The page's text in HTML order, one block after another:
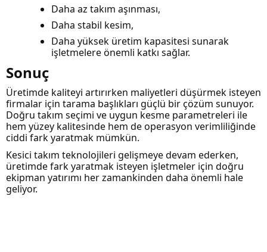
Daha az takım aşınması,
Daha stabil kesim,
Daha yüksek üretim kapasitesi sunarak
işletmelere önemli katkı sağlar.
Sonuç
Üretimde kaliteyi artırırken maliyetleri düşürmek isteyen
firmalar için tarama başlıkları güçlü bir çözüm sunuyor.
Doğru takım seçimi ve uygun kesme parametreleri ile
hem yüzey kalitesinde hem de operasyon verimliliğinde
ciddi fark yaratmak mümkün.
Kesici takım teknolojileri gelişmeye devam ederken,
üretimde fark yaratmak isteyen işletmeler için doğru
ekipman yatırımı her zamankinden daha önemli hale
geliyor.